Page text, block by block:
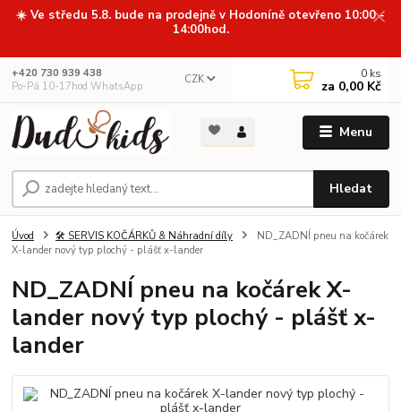
☀️ Ve středu 5.8. bude na prodejně v Hodoníně otevřeno 10:00 -
14:00hod.
Menu
CZK
Hledat
+420 730 939 438
Po-Pá 10-17hod WhatsApp
0 ks
za 0,00 Kč
Úvod 🛠️ SERVIS KOČÁRKŮ & Náhradní díly
ND_ZADNÍ pneu na kočárek
X-lander nový typ plochý - plášť x-lander
ND_ZADNÍ pneu na kočárek X-
lander nový typ plochý - plášť x-
lander